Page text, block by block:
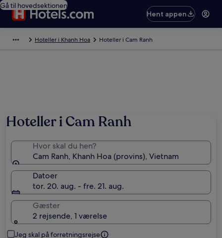
Gå til hovedsektionen
Hent appen
Hoteller i Khanh Hoa Hoteller i Cam Ranh
Hoteller i Cam Ranh
Hvor skal du hen?
Cam Ranh, Khanh Hoa (provins), Vietnam
Datoer
tor. 20. aug. - fre. 21. aug.
Gæster
2 rejsende, 1 værelse
Jeg skal på forretningsrejse